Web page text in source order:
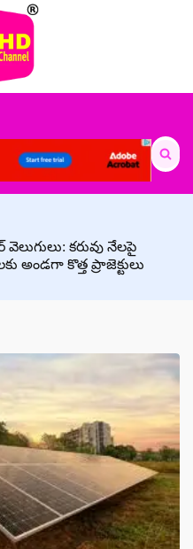
Search
for:
కరువు నేలపై
అండగా కొత్త ప్రాజెక్టులు